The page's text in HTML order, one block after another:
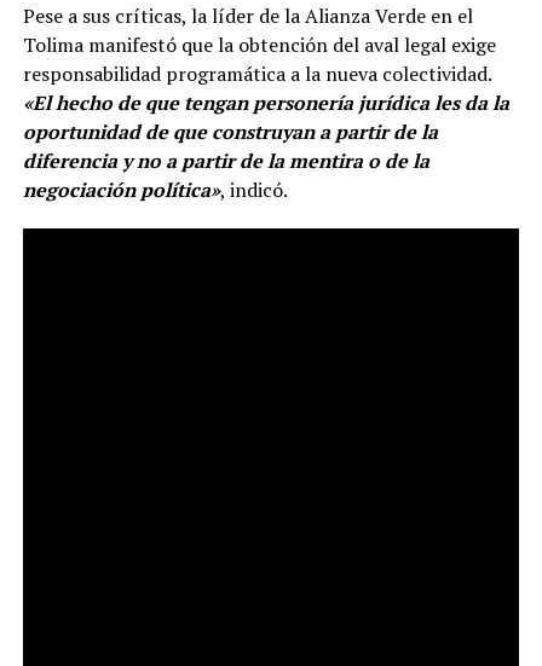
Pese a sus críticas, la líder de la Alianza Verde en el
Tolima manifestó que la obtención del aval legal exige
responsabilidad programática a la nueva colectividad.
«El hecho de que tengan personería jurídica les da la
oportunidad de que construyan a partir de la
diferencia y no a partir de la mentira o de la
negociación política», indicó.